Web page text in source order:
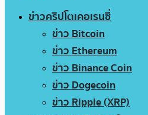
ข่าวคริปโตเคอเรนซี่
ข่าว Bitcoin
ข่าว Ethereum
ข่าว Binance Coin
ข่าว Dogecoin
ข่าว Ripple (XRP)